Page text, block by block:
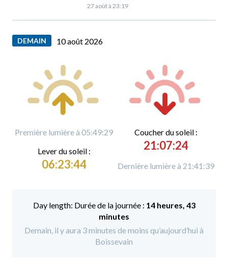
27 août à 23:19
DEMAIN 10 août 2026
Première lumière à 05:49:29
Lever du soleil :
06:23:44
Coucher du soleil :
21:07:24
Dernière lumière à 21:41:39
Durée de la journée : 14 heures, 43
minutes
Demain, il y aura 3 minutes de moins qu’aujourd’hui à
Boissevain